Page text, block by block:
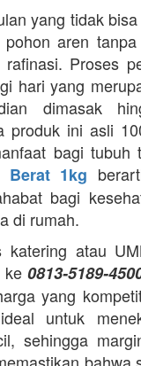
yang tidak
aren
Proses
hari yang
dimasak
produk ini asli
bagi tubuh
Berat 1kg
bagi
di rumah.
atau
ke 0813-5189-
yang
untuk
sehingga